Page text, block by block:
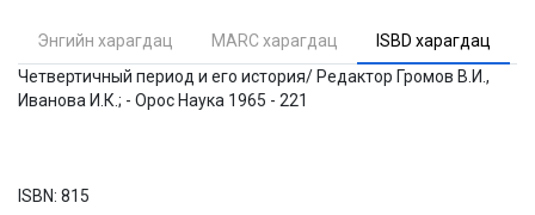
Энгийн харагдац MARC харагдац
ISBD харагдац
Четвертичный период и его история/ Редактор Громов В.И.,
Иванова И.К.; - Орос Наука 1965 - 221
ISBN: 815